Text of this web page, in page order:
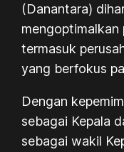
(Danantara)
mengoptimalkan
termasuk
yang berfokus
Dengan
sebagai Kepala
sebagai wakil